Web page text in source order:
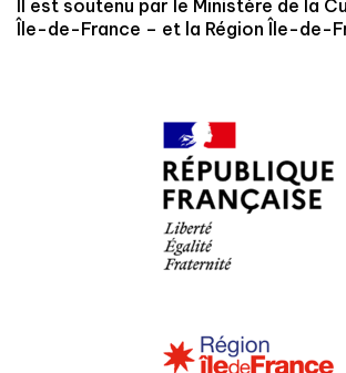
Il est soutenu par le Ministère de la
Île-de-France – et la Région Île-de-